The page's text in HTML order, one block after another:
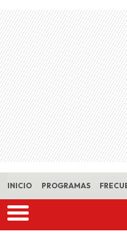
Skip to main content
INICIO PROGRAMAS